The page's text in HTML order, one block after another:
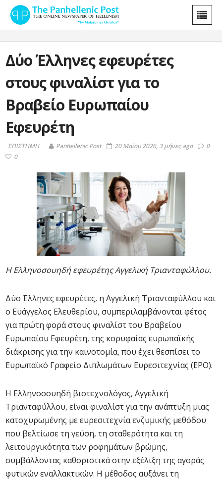
Δύο Έλληνες εφευρέτες
στους φιναλίστ για το
Βραβείο Ευρωπαίου
Εφευρέτη
ΕΠΙΣΤΗΜΗ Panhellenic Post 20 Μαΐου 2026, 3 μήνες ago
0
0
H Ελληνοσουηδή εφευρέτης Αγγελική Τριανταφύλλου.
Δύο Έλληνες εφευρέτες, η Αγγελική Τριανταφύλλου και
ο Ευάγγελος Ελευθερίου, συμπεριλαμβάνονται φέτος
για πρώτη φορά στους φιναλίστ του Βραβείου
Ευρωπαίου Εφευρέτη, της κορυφαίας ευρωπαϊκής
διάκρισης για την καινοτομία, που έχει θεσπίσει το
Ευρωπαϊκό Γραφείο Διπλωμάτων Ευρεσιτεχνίας (EPO).
Η Ελληνοσουηδή βιοτεχνολόγος, Αγγελική
Τριανταφύλλου, είναι φιναλίστ για την ανάπτυξη μιας
κατοχυρωμένης με ευρεσιτεχνία ενζυμικής μεθόδου
που βελτίωσε τη γεύση, τη σταθερότητα και τη
λειτουργικότητα των ροφημάτων βρώμης,
συμβάλλοντας καθοριστικά στην εξέλιξη της αγοράς
φυτικών εναλλακτικών. Η μέθοδος αυξάνει τη